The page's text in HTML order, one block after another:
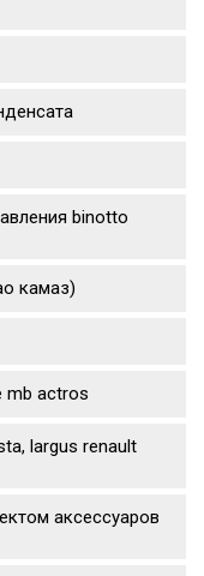
binotto
камаз)
mb actros
largus renault
аксессуаров